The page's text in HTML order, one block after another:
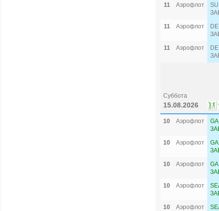
11 Аэрофлот
11
Аэрофлот
11
Аэрофлот
Суббота
15.08.2026
10 Аэрофлот
10
Аэрофлот
10
Аэрофлот
10
Аэрофлот
10
Аэрофлот